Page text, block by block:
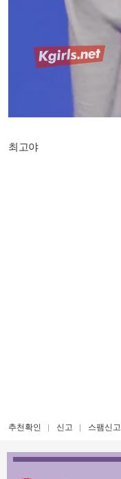
최고야
추천확인 신고 스팸신고